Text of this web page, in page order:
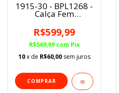
1915-30 - BPL1268 -
Calça Fem
Buphallos BootCut
Bordado
Geométrico
R$599,99
R$569,99 com Pix
10 x de R$60,00 sem juros
COMPRAR